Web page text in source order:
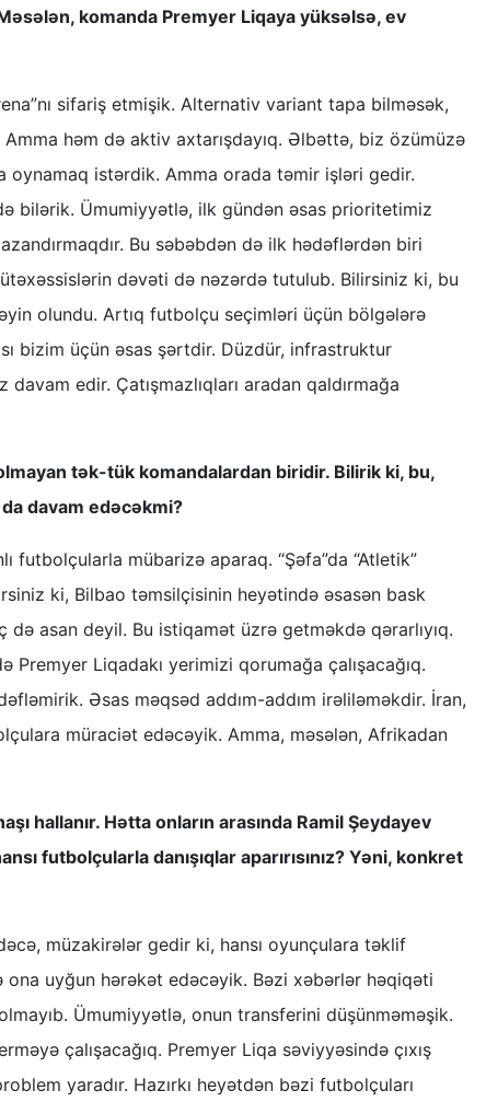
komanda Premyer Liqaya yüksəlsə, ev
sifariş etmişik. Alternativ variant tapa bilməsək,
həm də aktiv axtarışdayıq. Əlbəttə, biz özümüzə
oynamaq istərdik. Amma orada təmir işləri gedir.
bilərik. Ümumiyyətlə, ilk gündən əsas prioritetimiz
Bu səbəbdən də ilk hədəflərdən biri
dəvəti də nəzərdə tutulub. Bilirsiniz ki, bu
olundu. Artıq futbolçu seçimləri üçün bölgələrə
bizim üçün əsas şərtdir. Düzdür, infrastruktur
edir. Çatışmazlıqları aradan qaldırmağa
tək-tük komandalardan biridir. Bilirik ki, bu,
davam edəcəkmi?
futbolçularla mübarizə aparaq. “Şəfa”da “Atletik”
ki, Bilbao təmsilçisinin heyətində əsasən bask
asan deyil. Bu istiqamət üzrə getməkdə qərarlıyıq.
Liqadakı yerimizi qorumağa çalışacağıq.
Əsas məqsəd addım-addım irəliləməkdir. İran,
müraciət edəcəyik. Amma, məsələn, Afrikadan
hallanır. Hətta onların arasında Ramil Şeydayev
futbolçularla danışıqlar aparırısınız? Yəni, konkret
müzakirələr gedir ki, hansı oyunçulara təklif
uyğun hərəkət edəcəyik. Bəzi xəbərlər həqiqəti
Ümumiyyətlə, onun transferini düşünməməşik.
çalışacağıq. Premyer Liqa səviyyəsində çıxış
yaradır. Hazırkı heyətdən bəzi futbolçuları